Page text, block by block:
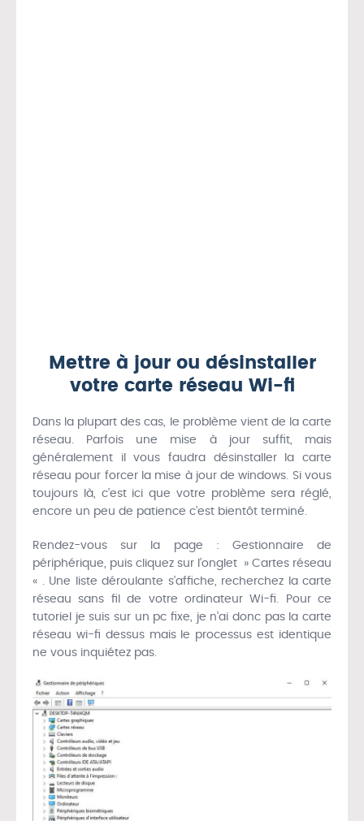
Mettre à jour ou désinstaller
votre carte réseau Wi-fi
Dans la plupart des cas, le problème vient de la carte
réseau. Parfois une mise à jour suffit, mais
généralement il vous faudra désinstaller la carte
réseau pour forcer la mise à jour de windows. Si vous
toujours là, c’est ici que votre problème sera réglé,
encore un peu de patience c’est bientôt terminé.
Rendez-vous sur la page : Gestionnaire de
périphérique, puis cliquez sur l’onglet » Cartes réseau
« . Une liste déroulante s’affiche, recherchez la carte
réseau sans fil de votre ordinateur Wi-fi. Pour ce
tutoriel je suis sur un pc fixe, je n’ai donc pas la carte
réseau wi-fi dessus mais le processus est identique
ne vous inquiétez pas.